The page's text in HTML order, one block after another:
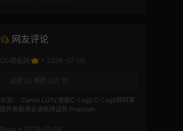
网友评论
CG模板网 • 2026-07-05
这是 33 格的 LUT 包
来源：
Canon LUTs 佳能C-Log2 C-Log3转阿莱
胶片色彩商业调色预设包 Phantom
Ryun • 2026-07-04